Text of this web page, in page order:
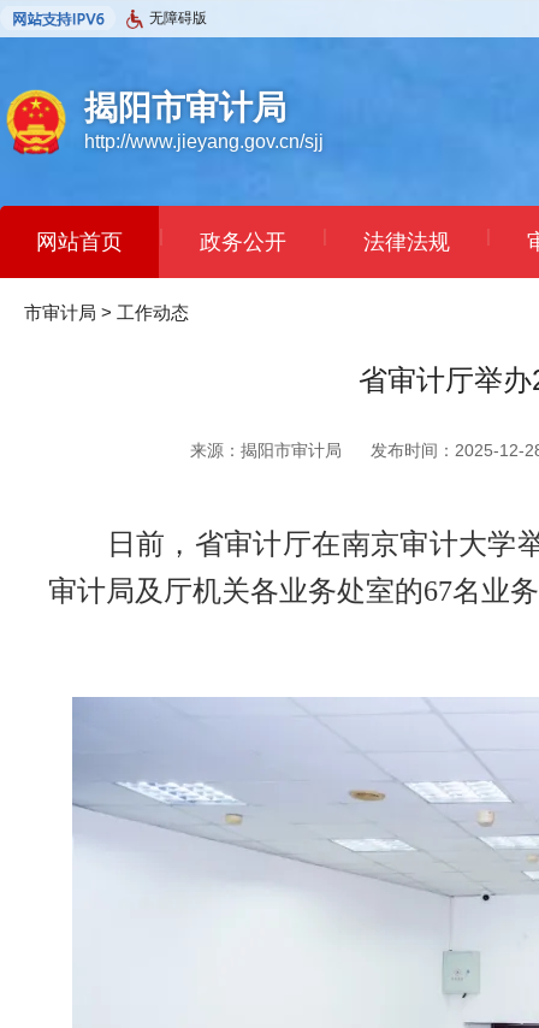
无障碍版
揭阳市审计局
http://www.jieyang.gov.cn/sjj
网站首页 | 政务公开 | 法律法规 |
市审计局 > 工作动态
省审计厅举
来源：揭阳市审计局 发布时间：2025-12-
日前，省审计厅在南京审计大学举
审计局及厅机关各业务处室的67名业